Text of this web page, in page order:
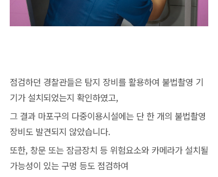
점검하던 경찰관들은 탐지 장비를 활용하여 불법촬영 기
기가 설치되었는지 확인하였고,
그 결과 마포구의 다중이용시설에는 단 한 개의 불법촬영
장비도 발견되지 않았습니다.
또한, 창문 또는 잠금장치 등 위험요소와 카메라가 설치될
가능성이 있는 구멍 등도 점검하여